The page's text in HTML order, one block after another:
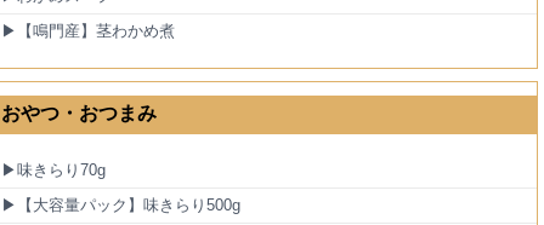
▶【鳴門産】茎わかめ煮
おやつ・おつまみ
▶味きらり70g
▶【大容量パック】味きらり500g